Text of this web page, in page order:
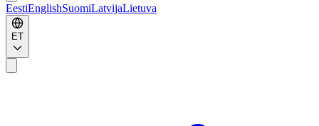
EestiEnglishSuomiLatvijaLietuva
ET